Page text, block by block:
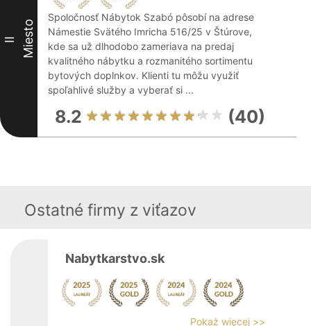
II Miesto
Spoločnosť Nábytok Szabó pôsobí na adrese
Námestie Svätého Imricha 516/25 v Štúrove,
kde sa už dlhodobo zameriava na predaj
kvalitného nábytku a rozmanitého sortimentu
bytových doplnkov. Klienti tu môžu využiť
spoľahlivé služby a vyberať si ...
8.2 (40)
Ostatné firmy z viťazov
Nabytkarstvo.sk
Pokaż więcej >>